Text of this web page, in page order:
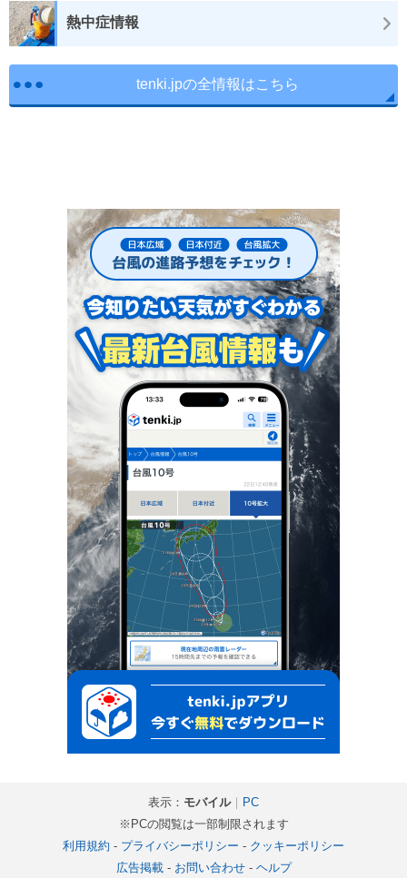
熱中症情報
tenki.jpの全情報はこちら
表示： モバイル｜ PC
※PCの閲覧は一部制限されます
利用規約 - プライバシーポリシー - クッキーポリシー
広告掲載- お問い合わせ- ヘルプ